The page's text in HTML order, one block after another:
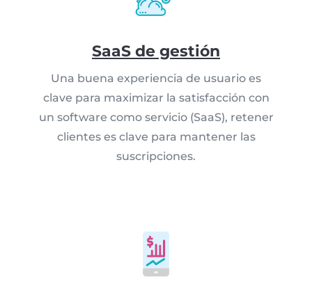
SaaS de gestión
Una buena experiencia de usuario es
clave para maximizar la satisfacción con
un software como servicio (SaaS), retener
clientes es clave para mantener las
suscripciones.